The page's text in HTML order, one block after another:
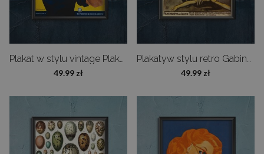
Plakat w stylu vintage Plakat We Can Do It
49.99 zł
Plakatyw stylu retro Gabinet Dr Caligari
49.99 zł